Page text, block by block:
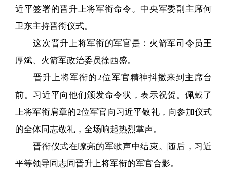
近平签署的晋升上将军衔命令。中央军委副主席何
卫东主持晋衔仪式。
这次晋升上将军衔的军官是：火箭军司令员王
厚斌、火箭军政治委员徐西盛。
晋升上将军衔的2位军官精神抖擞来到主席台
前。习近平向他们颁发命令状，表示祝贺。佩戴了
上将军衔肩章的2位军官向习近平敬礼，向参加仪式
的全体同志敬礼，全场响起热烈掌声。
晋衔仪式在嘹亮的军歌声中结束。随后，习近
平等领导同志同晋升上将军衔的军官合影。